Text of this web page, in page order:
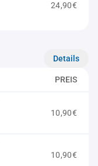
24,90€
Details
PREIS
10,90€
10,90€